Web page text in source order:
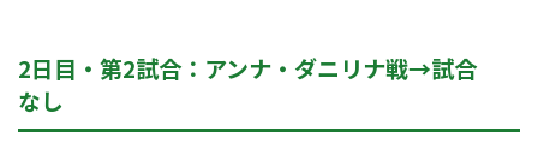
2日目・第2試合：アンナ・ダニリナ戦→試合
なし